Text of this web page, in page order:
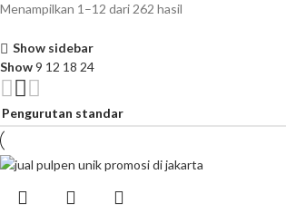
Menampilkan 1–12 dari 262 hasil
Show sidebar
Show9 12 18 24